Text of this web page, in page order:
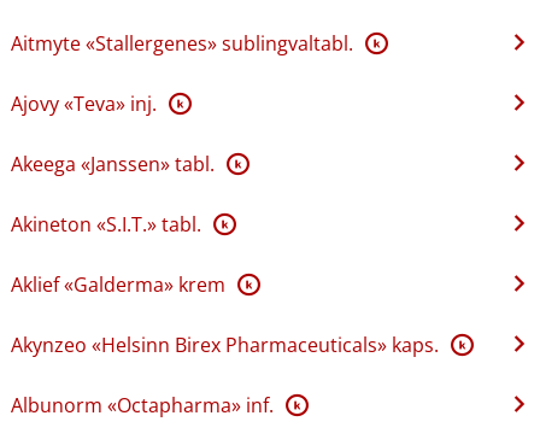
Aitmyte «Stallergenes» sublingvaltabl. K
Ajovy «Teva» inj. K
Akeega «Janssen» tabl. K
Akineton «S.I.T.» tabl. K
Aklief «Galderma» krem K
Akynzeo «Helsinn Birex Pharmaceuticals» kaps. K
Albunorm «Octapharma» inf. K